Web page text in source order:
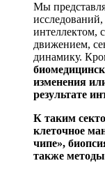
Мы
интеллектом,
движением,
динамику.
изменения
результате
К таким
клеточное
чипе»,
также